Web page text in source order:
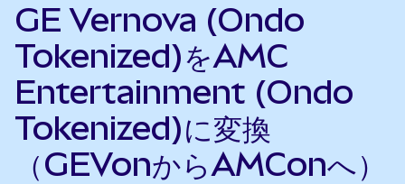
GE Vernova (Ondo
Tokenized)をAMC
Entertainment (Ondo
Tokenized)に変換
（GEVonからAMConへ）